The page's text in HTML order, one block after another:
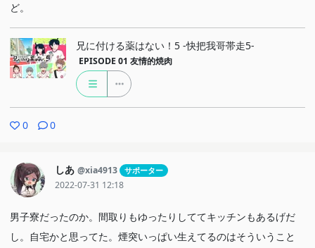
ど。
兄に付ける薬はない！5 -快把我哥帯走5-
EPISODE 01 友情的焼肉
0 0
しあ @xia4913 サポーター
2022-07-31 12:18
男子寮だったのか。間取りもゆったりしててキッチンもあるげだ
し。自宅かと思ってた。煙突いっぱい生えてるのはそういうこと